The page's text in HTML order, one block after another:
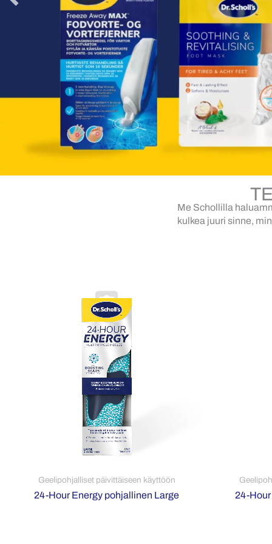
Me Schollilla
kulkea juuri sinne,
Geelipohjalliset päivittäiseen käyttöön
24-Hour Energy pohjallinen Large 24-